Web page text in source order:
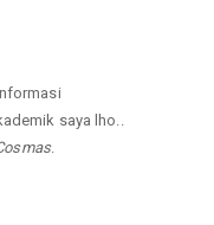
saya lho..
.